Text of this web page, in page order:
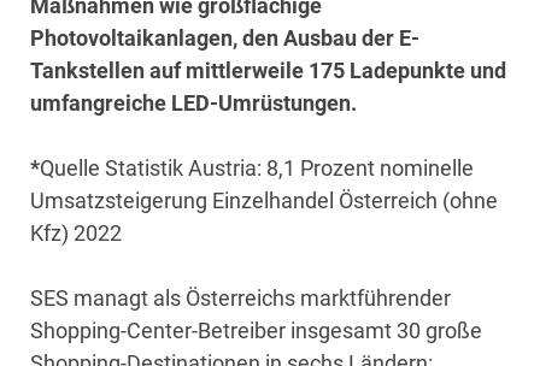
Maßnahmen wie großflächige
Photovoltaikanlagen, den Ausbau der E-
Tankstellen auf mittlerweile 175 Ladepunkte und
umfangreiche LED-Umrüstungen.
*Quelle Statistik Austria: 8,1 Prozent nominelle
Umsatzsteigerung Einzelhandel Österreich (ohne
Kfz) 2022
SES managt als Österreichs marktführender
Shopping-Center-Betreiber insgesamt 30 große